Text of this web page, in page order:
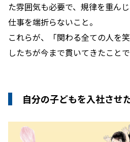
た雰囲気も必要で、規律を重ん
仕事を端折らないこと。
これらが、「関わる全ての人を
したちが今まで貫いてきたことで
自分の子どもを入社させ